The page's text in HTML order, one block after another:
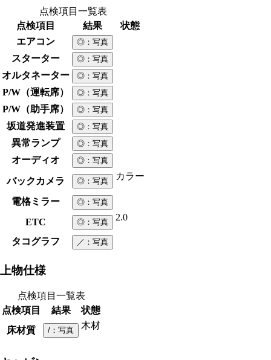
点検項目一覧表
点検項目
結果
状態
エアコン
◎ ：写真
スターター ◎ ：写真
オルタネーター ◎ ：写真
P/W（運転席） ◎ ：写真
P/W（助手席） ◎ ：写真
坂道発進装置 ◎ ：写真
異常ランプ ◎ ：写真
オーディオ ◎ ：写真
バックカメラ ◎ ：写真 カラー
電格ミラー ◎ ：写真
ETC ◎ ：写真 2.0
タコグラフ ／ ：写真
上物仕様
点検項目一覧表
点検項目
結果
状態
床材質
/ ：写真 木材